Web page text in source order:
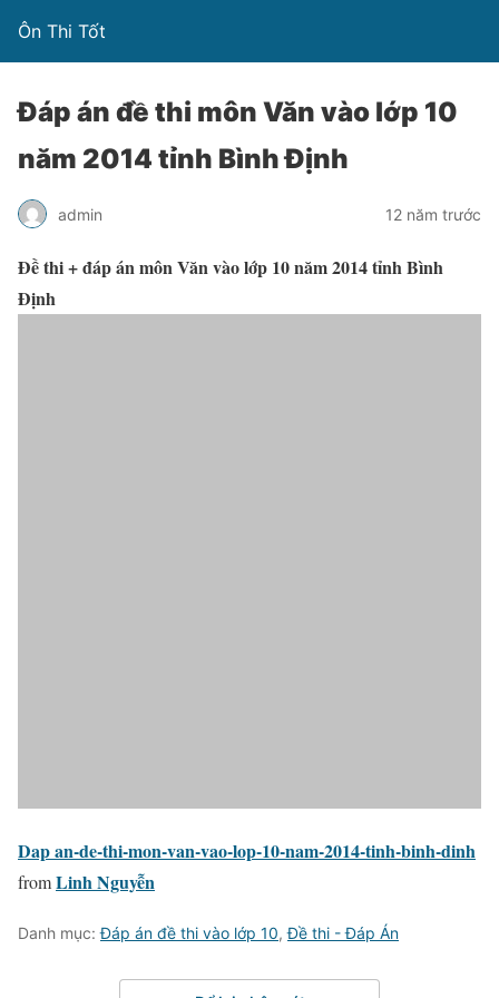
Ôn Thi Tốt
Đáp án đề thi môn Văn vào lớp 10
năm 2014 tỉnh Bình Định
admin 12 năm trước
Đề thi + đáp án môn Văn vào lớp 10 năm 2014 tỉnh Bình
Định
Dap an-de-thi-mon-van-vao-lop-10-nam-2014-tinh-binh-dinh
fromLinh Nguyễn
Danh mục:Đáp án đề thi vào lớp 10,Đề thi - Đáp Án